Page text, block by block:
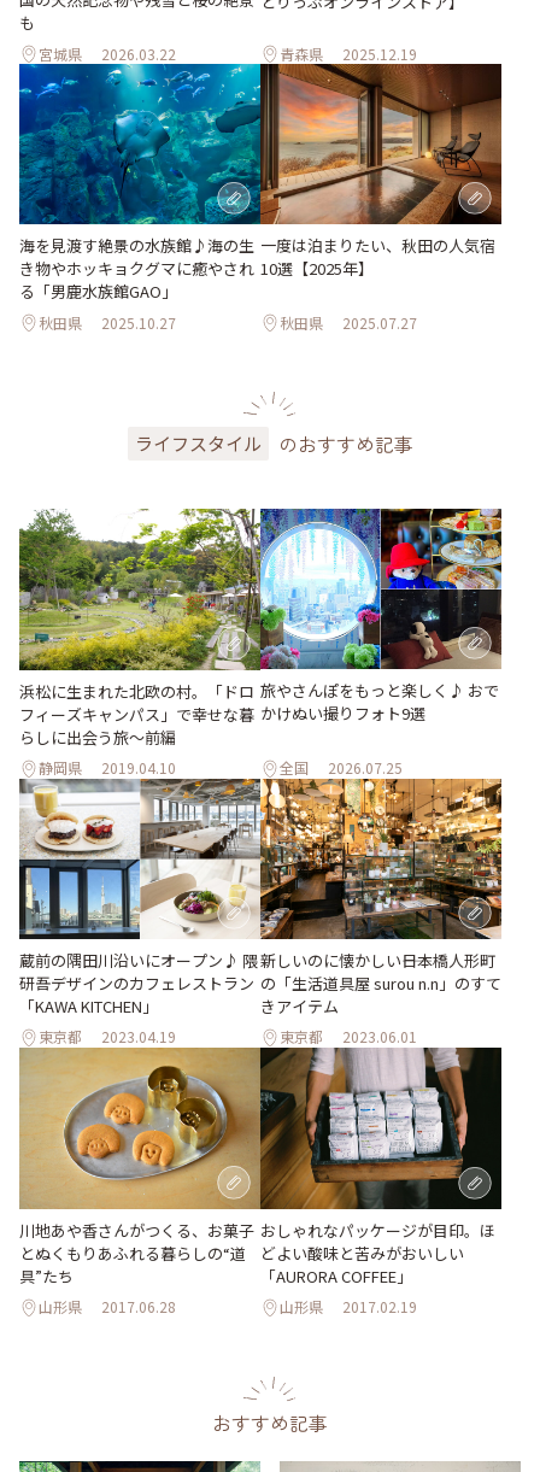
も
宮城県 2026.03.22 青森県 2025.12.19
海を見渡す絶景の水族館♪海の生
き物やホッキョクグマに癒やされ
る「男鹿水族館GAO」
秋田県 2025.10.27
一度は泊まりたい、秋田の人気宿
10選【2025年】
秋田県 2025.07.27
ライフスタイル のおすすめ記事
浜松に生まれた北欧の村。「ドロ
フィーズキャンパス」で幸せな暮
らしに出会う旅～前編
静岡県 2019.04.10
旅やさんぽをもっと楽しく♪ おで
かけぬい撮りフォト9選
全国 2026.07.25
蔵前の隅田川沿いにオープン♪ 隈
研吾デザインのカフェレストラン
「KAWA KITCHEN」
東京都 2023.04.19
新しいのに懐かしい――日本橋人形町
の「生活道具屋 surou n.n」のすて
きアイテム
東京都 2023.06.01
川地あや香さんがつくる、お菓子
とぬくもりあふれる暮らしの“道
具”たち
山形県 2017.06.28
おしゃれなパッケージが目印。ほ
どよい酸味と苦みがおいしい
「AURORA COFFEE」
山形県 2017.02.19
おすすめ記事